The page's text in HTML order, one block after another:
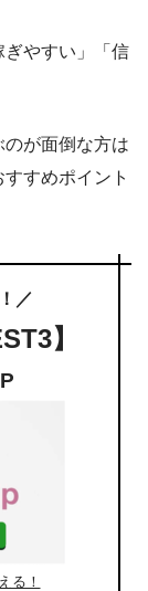
ぎやすい」「信
が面倒な方は
すめポイント
／
】
る！